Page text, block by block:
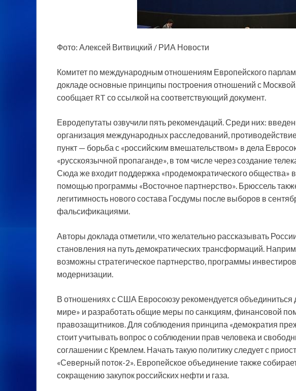
Фото: Алексей Витвицкий / РИА Новости
Комитет по международным отношениям Европейского
докладе основные принципы построения отношений с
сообщает RT со ссылкой на соответствующий документ.
Евродепутаты озвучили пять рекомендаций. Среди них:
организация международных расследований,
пункт — борьба с «российским вмешательством» в дела
«русскоязычной пропаганде», в том числе через создание
Сюда же входит поддержка «продемократического общества»
помощью программы «Восточное партнерство». Брюссель
легитимность нового состава Госдумы после выборов в
фальсификациями.
Авторы доклада отметили, что желательно рассказывать
становления на путь демократических трансформаций.
возможны стратегическое партнерство, программы
модернизации.
В отношениях с США Евросоюзу рекомендуется объединиться
мире» и разработать общие меры по санкциям, финансовой
правозащитников. Для соблюдения принципа «демократия
стоит учитывать вопрос о соблюдении прав человека и
соглашении с Кремлем. Начать такую политику следует с
«Северный поток-2». Европейское объединение также
сокращению закупок российских нефти и газа.